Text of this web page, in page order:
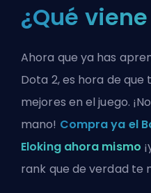
¿Qué viene
Ahora que ya has
Dota 2, es hora de que
mejores en el juego.
mano! Compra ya el
Eloking ahora mismo
rank que de verdad te